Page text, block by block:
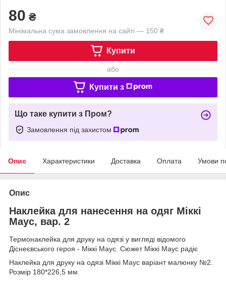
80 ₴
Мінімальна сума замовлення на сайті — 150 ₴
Купити
або
Купити з
Що таке купити з Пром?
Замовлення під захистом
Опис Характеристики Доставка Оплата Умови
Опис
Наклейка для нанесення на одяг Міккі
Маус, вар. 2
Термонаклейка для друку на одязі у вигляді відомого
Діснеєвського героя - Міккі Маус. Сюжет Міккі Маус радіє
Наклейка для друку на одязі Міккі Маус варіант малюнку №2.
Розмір 180*226,5 мм.